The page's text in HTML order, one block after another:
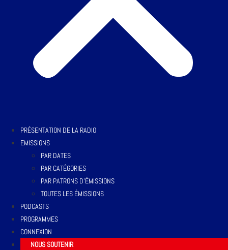
PRÉSENTATION DE LA RADIO
EMISSIONS
PAR DATES
PAR CATÉGORIES
PAR PATRONS D’ÉMISSIONS
TOUTES LES ÉMISSIONS
PODCASTS
PROGRAMMES
CONNEXION
NOUS SOUTENIR